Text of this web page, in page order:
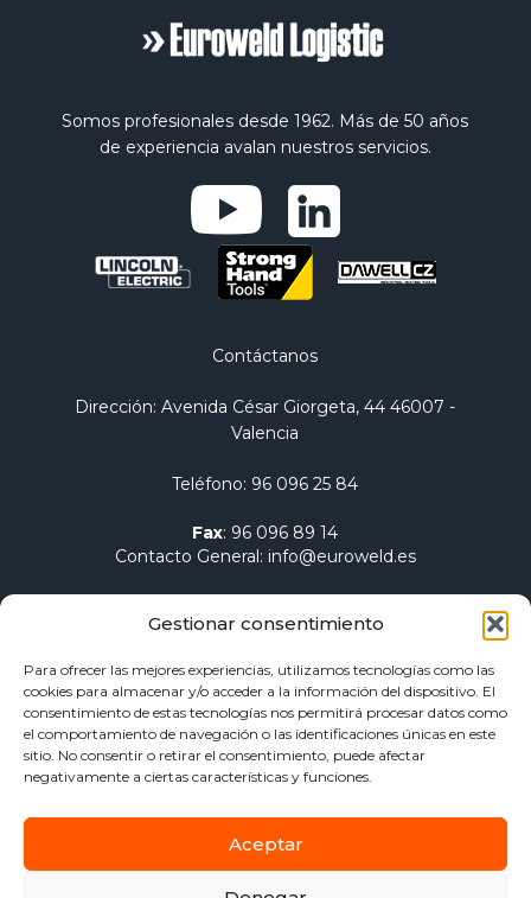
Gestionar consentimiento
Para ofrecer las mejores experiencias, utilizamos tecnologías como las
cookies para almacenar y/o acceder a la información del dispositivo. El
consentimiento de estas tecnologías nos permitirá procesar datos como
el comportamiento de navegación o las identificaciones únicas en este
sitio. No consentir o retirar el consentimiento, puede afectar
negativamente a ciertas características y funciones.
Aceptar
Somos profesionales desde 1962. Más de 50 años
de experiencia avalan nuestros servicios.
Quiénes somos
Equipos de soldadura
Electrodos para soldadura
Blog
Contáctanos
Dirección: Avenida César Giorgeta, 44 46007 -
Valencia
Teléfono: 96 096 25 84
Fax: 96 096 89 14
Contacto General: info@euroweld.es